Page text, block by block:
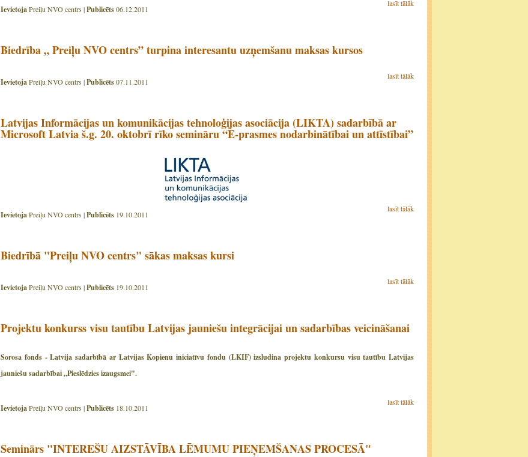
lasīt tālāk
IevietojaPreiļu NVO centrs |Publicēts06.12.2011
Biedrība „ Preiļu NVO centrs” turpina interesantu uzņemšanu maksas kursos
lasīt tālāk
IevietojaPreiļu NVO centrs |Publicēts07.11.2011
Latvijas Informācijas un komunikācijas tehnoloģijas asociācija (LIKTA) sadarbībā ar
Microsoft Latvia š.g. 20. oktobrī rīko semināru “E-prasmes nodarbinātībai un attīstībai”
lasīt tālāk
IevietojaPreiļu NVO centrs |Publicēts 19.10.2011
Biedrībā "Preiļu NVO centrs" sākas maksas kursi
lasīt tālāk
IevietojaPreiļu NVO centrs |Publicēts 19.10.2011
Projektu konkurss visu tautību Latvijas jauniešu integrācijai un sadarbības veicināšanai
Sorosa fonds - Latvija sadarbībā ar Latvijas Kopienu iniciatīvu fondu (LKIF) izsludina projektu konkursu visu tautību Latvijas
jauniešu sadarbībai „Pieslēdzies izaugsmei".
lasīt tālāk
IevietojaPreiļu NVO centrs |Publicēts 18.10.2011
Seminārs "INTEREŠU AIZSTĀVĪBA LĒMUMU PIEŅEMŠANAS PROCESĀ"